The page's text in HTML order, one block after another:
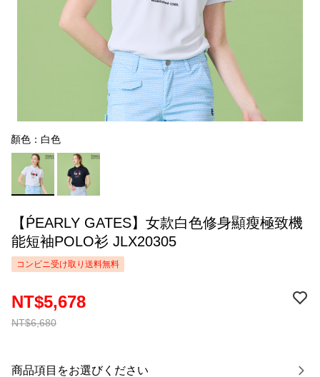
顏色：白色
【ṔEARLY GATES】女款白色修身顯瘦極致機
能短袖POLO衫 JLX20305
コンビニ受け取り送料無料
NT$6,680
NT$5,678
商品項目をお選びください